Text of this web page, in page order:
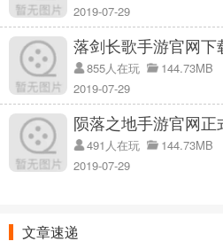
2019-07-29
落剑长歌手游官网下
855人在玩
144.73MB
2019-07-29
陨落之地手游官网正
491人在玩
144.73MB
2019-07-29
文章速递